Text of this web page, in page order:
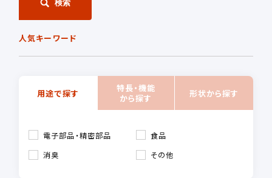
検索
人気キーワード
用途で探す
特長・機能
から探す
形状から探す
電子部品・精密部品
食品
消臭
その他